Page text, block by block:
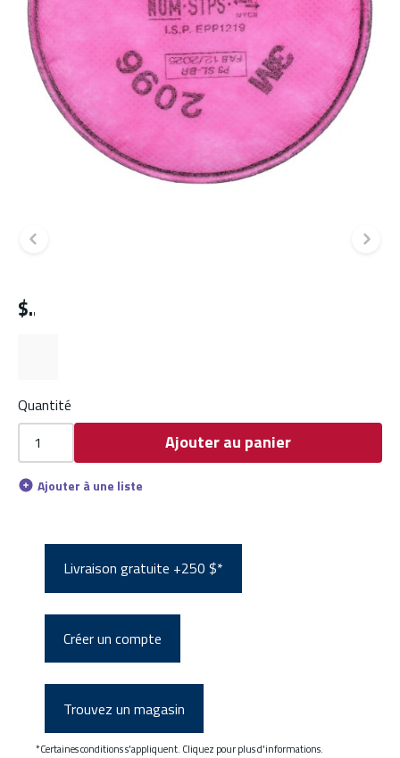
Diapositive précédente
$
Quantité
Ajouter au panier
Ajouter à une liste
Livraison gratuite +250 $*
Créer un compte
Trouvez un magasin
*Certaines conditions s'appliquent. Cliquez pour plus d'informations.